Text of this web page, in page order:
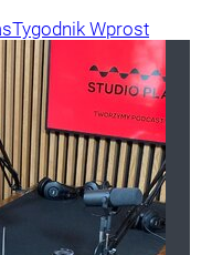
Tygodnik Wprost